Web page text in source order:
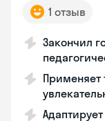
1 отзыв
Закончил
Применяет